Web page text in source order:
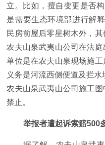
立。比如，擅自变更是否
是需要生态环境部进行解
民房前屋后零星树木外，
农夫山泉武夷山公司在法
单位是在农夫山泉现场施
义务是河流西侧便道及拦
农夫山泉武夷山公司施工
禁止。
举报者遭起诉索赔500